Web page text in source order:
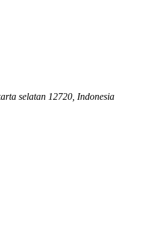
selatan 12720, Indonesia